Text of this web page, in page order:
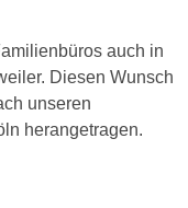
auch in
Diesen Wunsch
unseren
herangetragen.